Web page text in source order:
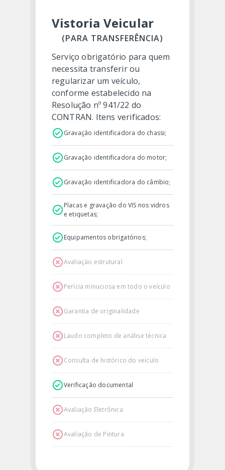
Vistoria Veicular
(PARA TRANSFERÊNCIA)
Serviço obrigatório para quem
necessita transferir ou
regularizar um veículo,
conforme estabelecido na
Resolução nº 941/22 do
CONTRAN. Itens verificados:
Gravação identificadora do chassi;
Gravação identificadora do motor;
Gravação identificadora do câmbio;
Placas e gravação do VIS nos vidros
e etiquetas;
Equipamentos obrigatórios;
Avaliação estrutural
Perícia minuciosa em todo o veículo
Garantia de originalidade
Laudo completo de análise técnica
Consulta de histórico do veículo
Verificação documental
Avaliação Eletrônica
Avaliação de Pintura